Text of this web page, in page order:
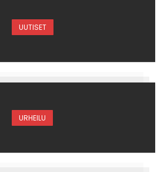
UUTISET
URHEILU